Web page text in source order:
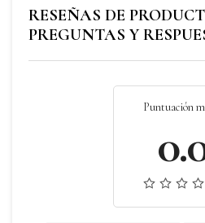
RESEÑAS DE
PREGUNTAS Y
Puntuación